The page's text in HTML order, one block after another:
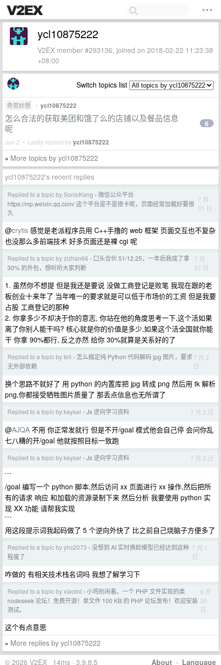
ycl10875222
V2EX member #293136, joined on 2018-02-22 11:23:38
+08:00
Switch topics list
奇思妙想 • ycl10875222
怎么合法的获取美团和饿了么的店铺以及餐品信息
呢
Jun 2 • Lastly replied byycl10875222
6
» More topics by ycl10875222
ycl10875222's recent replies
Replied to a topic by SonicKang › 微信公众平台
https://mp.weixin.qq.com/ 这个平台是不是很卡呢，页面经常加载好要很
久
7 月
31 日
@crytis 感觉是老派程序员用 C++手撸的 web 框架 页面交互也不复杂
也没那么多前端技术 好多页面还是裸 cgi 呢
Replied to a topic by zizhan66 › 口头合伙 51/12.25，一年后我成了拿
30% 的外包，想听听大家判断
7 月
27 日
1. 虽然你不想提 但是我还是要说 没做工商登记是败笔 我现在跟的老
板创业十来年了 当年唯一的要求就是可以低于市场价的工资 但是我要
占股 工商登记的那种
2. 你拿多少不却决于你的意志, 你站在他的角度思考一下,这个活如果
离了你别人能干吗? 核心就是你的价值是多少,如果这个活全国就你能
干 你拿 90%都行, 反之亦然 给你 30%就算是关系好的了
Replied to a topic by teli › 怎么搞定纯 Python 代码解码 jpg 图片，要求
无外部依赖
7 月 2
日
换个思路不就好了 用 python 的内置库把 jpg 转成 png 然后用 tk 解析
png,你都接受牺牲图片质量了 那丢点信息也无所谓了
Replied to a topic by kaysar › Js 逆向学习资料 7 月 2 日
@AJQA 不用 你正常发就行 但是不开/goal 模式他会自己停 会问你乱
七八糟的开/goal 他就按照目标一致跑
Replied to a topic by kaysar › Js 逆向学习资料 7 月 2 日
```
/goal 编写一个 python 脚本,然后访问 xx 页面进行 xx 操作,然后把所
有的请求 响应 和加载的资源录制下来 然后分析 我要使用 python 实
现 XX 功能 请帮我实现
```
用这段提示词我起码做了 5 个逆向外快了 比之前自己烧脑子方便多了
Replied to a topic by yhc2073 › 没想到 AI 实时换脸模型已经达到这种
程度了
7 月 1
日
咋做的 有相关技术栈名词吗 我想了解学习下
Replied to a topic by xiaobd › 小鸡别闲着。一个 PHP 文件实现的类
nodeseek 论坛！免费开源！单文件 100 KB 的 PHP 论坛发布！欢迎安装
测试。
6 月
30
日
这个有点意思
» More replies by ycl10875222
About · Language
© 2026 V2EX · 14ms · 3.9.8.5